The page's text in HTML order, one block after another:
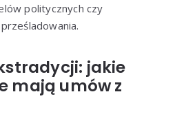
politycznych czy
jakie
mają umów z